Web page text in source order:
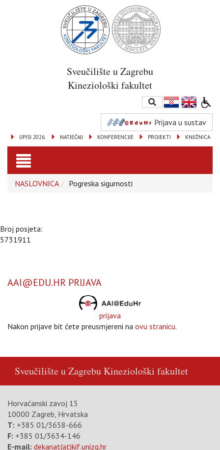
Sveučilište u Zagrebu
Kineziološki fakultet
Prijava u sustav
KNJIŽNICA
PROJEKTI
KONFERENCIJE
NATJEČAJI
UPISI 2026.
Toggle
navigation
NASLOVNICA Pogreska sigurnosti
Broj posjeta:
5731911
AAI@EDU.HR PRIJAVA
prijava
Nakon prijave bit ćete preusmjereni na ovu stranicu.
Sveučilište u ZagrebuKineziološki fakultet
Horvaćanski zavoj 15
10000 Zagreb, Hrvatska
T: +385 01/3658-666
F: +385 01/3634-146
E-mail: dekanat(at)kif.unizg.hr